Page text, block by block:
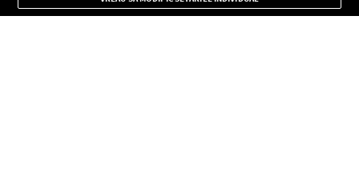
CONFIDENŢIALITATE